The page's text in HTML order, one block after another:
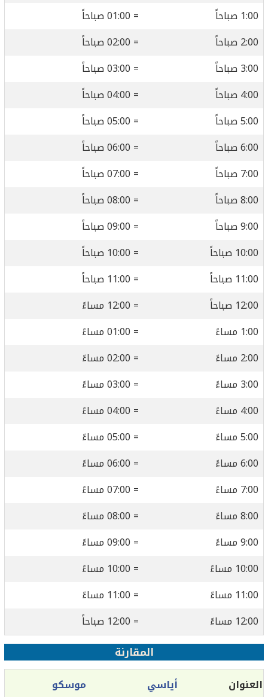
1:00 صباحاً
= 01:00 صباحاً
2:00 صباحاً
= 02:00 صباحاً
3:00 صباحاً
= 03:00 صباحاً
4:00 صباحاً
= 04:00 صباحاً
5:00 صباحاً
= 05:00 صباحاً
6:00 صباحاً
= 06:00 صباحاً
7:00 صباحاً
= 07:00 صباحاً
8:00 صباحاً
= 08:00 صباحاً
9:00 صباحاً
= 09:00 صباحاً
10:00 صباحاً
= 10:00 صباحاً
11:00 صباحاً
= 11:00 صباحاً
12:00 صباحاً
= 12:00 مساءً
1:00 مساءً
= 01:00 مساءً
2:00 مساءً
= 02:00 مساءً
3:00 مساءً
= 03:00 مساءً
4:00 مساءً
= 04:00 مساءً
5:00 مساءً
= 05:00 مساءً
6:00 مساءً
= 06:00 مساءً
7:00 مساءً
= 07:00 مساءً
8:00 مساءً
= 08:00 مساءً
9:00 مساءً
= 09:00 مساءً
10:00 مساءً
= 10:00 مساءً
11:00 مساءً
= 11:00 مساءً
12:00 مساءً
= 12:00 صباحاً
المقارنة
العنوان أياسي
موسكو